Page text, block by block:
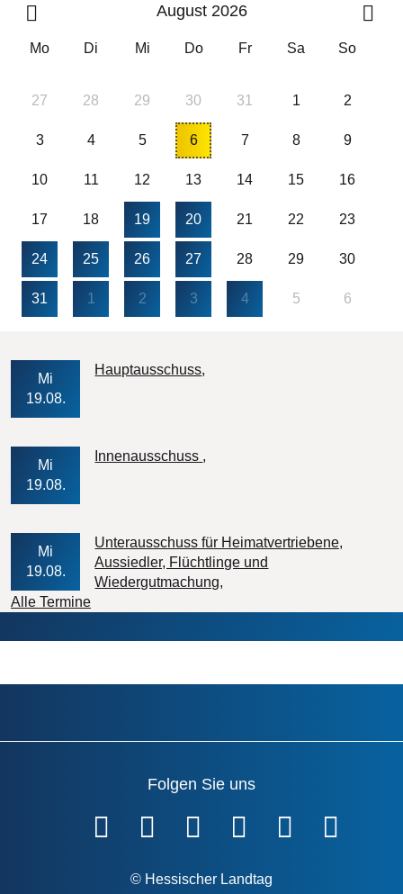
August 2026
Mo Di Mi Do Fr Sa So
27 28 29 30 31 1 2
3 4 5 6 7 8 9
10 11 12 13 14 15 16
17 18 19 20 21 22 23
24 25 26 27 28 29 30
31 1 2 3 4 5 6
Mi
19.08.
Hauptausschuss
Mi
19.08.
Innenausschuss
Mi
19.08.
Unterausschuss für Heimatvertriebene,
Aussiedler, Flüchtlinge und
Wiedergutmachung
Alle Termine
Folgen Sie uns
© Hessischer Landtag